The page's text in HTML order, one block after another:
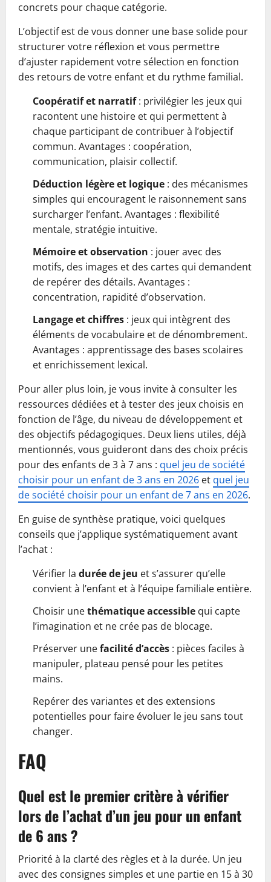
concrets pour chaque catégorie.
L’objectif est de vous donner une base solide pour
structurer votre réflexion et vous permettre
d’ajuster rapidement votre sélection en fonction
des retours de votre enfant et du rythme familial.
Coopératif et narratif: privilégier les jeux qui
racontent une histoire et qui permettent à
chaque participant de contribuer à l’objectif
commun. Avantages : coopération,
communication, plaisir collectif.
Déduction légère et logique : des mécanismes
simples qui encouragent le raisonnement sans
surcharger l’enfant. Avantages : flexibilité
mentale, stratégie intuitive.
Mémoire et observation : jouer avec des
motifs, des images et des cartes qui demandent
de repérer des détails. Avantages :
concentration, rapidité d’observation.
Langage et chiffres : jeux qui intègrent des
éléments de vocabulaire et de dénombrement.
Avantages : apprentissage des bases scolaires
et enrichissement lexical.
Pour aller plus loin, je vous invite à consulter les
ressources dédiées et à tester des jeux choisis en
fonction de l’âge, du niveau de développement et
des objectifs pédagogiques. Deux liens utiles, déjà
mentionnés, vous guideront dans des choix précis
pour des enfants de 3 à 7 ans : quel jeu de société
choisir pour un enfant de 3 ans en 2026 et quel jeu
de société choisir pour un enfant de 7 ans en 2026.
En guise de synthèse pratique, voici quelques
conseils que j’applique systématiquement avant
l’achat :
Vérifier la durée de jeu et s’assurer qu’elle
convient à l’enfant et à l’équipe familiale entière.
Choisir unethématique accessible qui capte
l’imagination et ne crée pas de blocage.
Préserver unefacilité d’accès : pièces faciles à
manipuler, plateau pensé pour les petites
mains.
Repérer des variantes et des extensions
potentielles pour faire évoluer le jeu sans tout
changer.
FAQ
Quel est le premier critère à vérifier
lors de l’achat d’un jeu pour un enfant
de 6 ans ?
Priorité à la clarté des règles et à la durée. Un jeu
avec des consignes simples et une partie en 15 à 30